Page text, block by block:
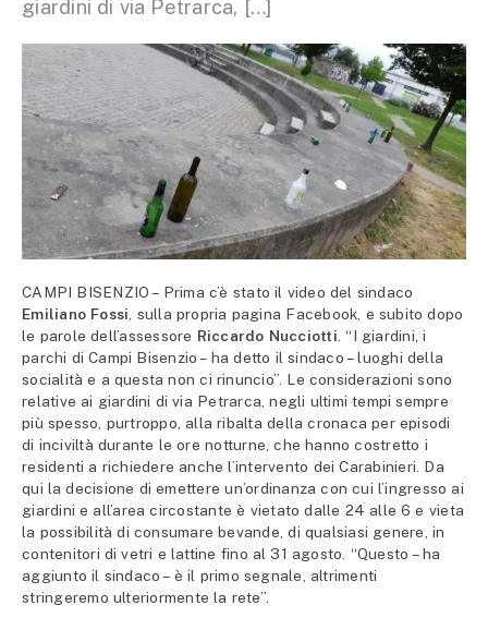
giardini di via Petrarca, […]
CAMPI BISENZIO – Prima c’è stato il video del sindaco
Emiliano Fossi , sulla propria pagina Facebook, e subito dopo
le parole dell’assessore Riccardo Nucciotti . “I giardini, i
parchi di Campi Bisenzio – ha detto il sindaco – luoghi della
socialità e a questa non ci rinuncio”. Le considerazioni sono
relative ai giardini di via Petrarca, negli ultimi tempi sempre
più spesso, purtroppo, alla ribalta della cronaca per episodi
di inciviltà durante le ore notturne, che hanno costretto i
residenti a richiedere anche l’intervento dei Carabinieri. Da
qui la decisione di emettere un’ordinanza con cui l’ingresso ai
giardini e all’area circostante è vietato dalle 24 alle 6 e vieta
la possibilità di consumare bevande, di qualsiasi genere, in
contenitori di vetri e lattine fino al 31 agosto. “Questo – ha
aggiunto il sindaco – è il primo segnale, altrimenti
stringeremo ulteriormente la rete”.